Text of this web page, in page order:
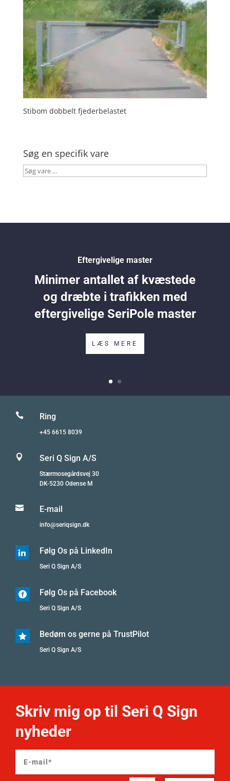
Stibom dobbelt fjederbelastet
Søg en specifik vare
Søg
Eftergivelige master
Minimer antallet af kvæstede
og dræbte i trafikken med
eftergivelige SeriPole master
LÆS MERE
 Ring
+45 6615 8039
 Seri Q Sign A/S
Stærmosegårdsvej 30
DK-5230 Odense M
 E-mail
info@seriqsign.dk
 Følg Os på LinkedIn
Seri Q Sign A/S
 Følg Os på Facebook
Seri Q Sign A/S
 Bedøm os gerne på TrustPilot
Seri Q Sign A/S
Skriv mig op til Seri Q Sign
nyheder